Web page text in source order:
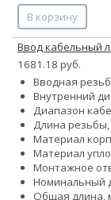
В корзину
Ввод кабельный
1681.18 руб.
Вводная
Внутренний
Диапазон
Длина резьбы,
Материал
Материал
Монтажное
Номинальный
Общая длина,